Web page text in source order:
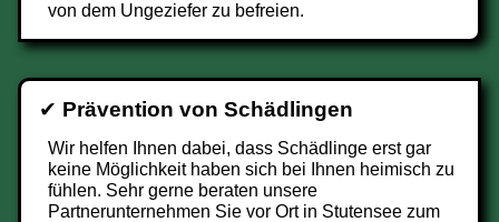
von dem Ungeziefer zu befreien.
✔ Prävention von Schädlingen
Wir helfen Ihnen dabei, dass Schädlinge erst gar
keine Möglichkeit haben sich bei Ihnen heimisch zu
fühlen. Sehr gerne beraten unsere
Partnerunternehmen Sie vor Ort in Stutensee zum